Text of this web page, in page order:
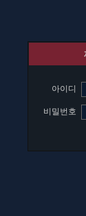
아이디
비밀번호